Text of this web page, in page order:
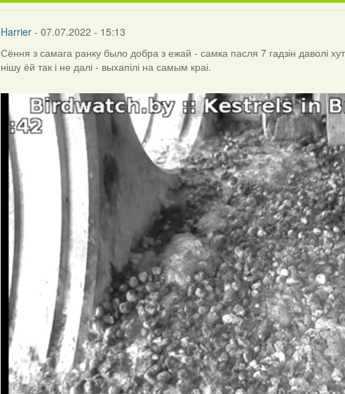
Harrier - 07.07.2022 - 15:13
Сёння з самага ранку было добра з ежай - самка пасля 7 гадзін даволі
нішу ёй так і не далі - выхапілі на самым краі.